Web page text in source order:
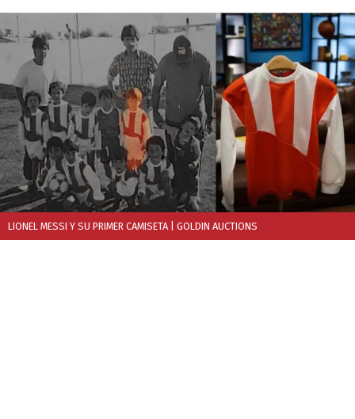
LIONEL MESSI Y SU PRIMER CAMISETA | GOLDIN AUCTIONS